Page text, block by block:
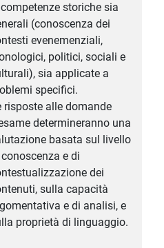
competenze storiche sia
(conoscenza dei
evenemenziali,
politici, sociali e
sia applicate a
specifici.
risposte alle domande
determineranno una
basata sul livello
e di
dei
sulla capacità
e di analisi, e
proprietà di linguaggio.